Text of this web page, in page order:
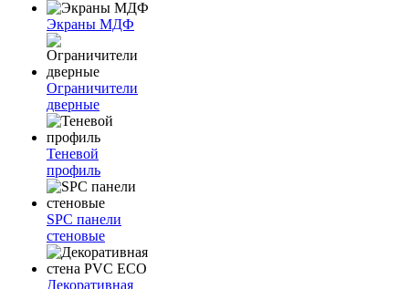
Экраны МДФ
Ограничители
дверные
Теневой
профиль
SPC панели
стеновые
Декоративная